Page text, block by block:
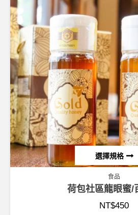
選擇規格
食品
荷包社區龍眼蜜/
NT$450